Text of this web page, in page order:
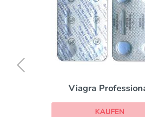
Viagra
KAUFEN